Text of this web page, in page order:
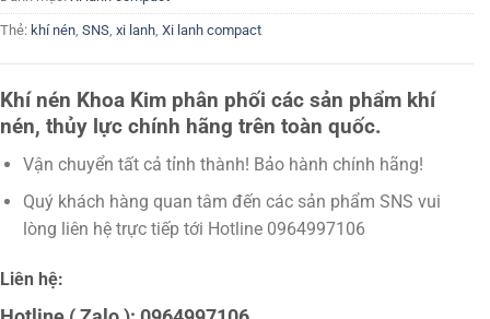
Thẻ: khí nén, SNS, xi lanh, Xi lanh compact
Khí nén Khoa Kim phân phối các sản phẩm khí
nén, thủy lực chính hãng trên toàn quốc.
Vận chuyển tất cả tỉnh thành! Bảo hành chính hãng!
Quý khách hàng quan tâm đến các sản phẩm SNS vui
lòng liên hệ trực tiếp tới Hotline 0964997106
Liên hệ: